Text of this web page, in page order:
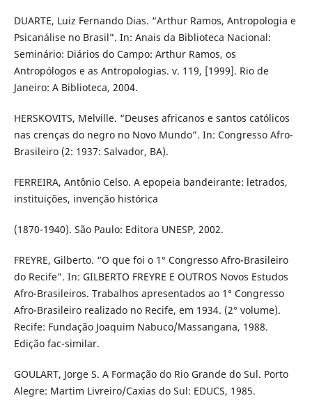
DUARTE, Luiz Fernando Dias. “Arthur Ramos, Antropologia e
Psicanálise no Brasil”. In: Anais da Biblioteca Nacional:
Seminário: Diários do Campo: Arthur Ramos, os
Antropólogos e as Antropologias. v. 119, [1999]. Rio de
Janeiro: A Biblioteca, 2004.
HERSKOVITS, Melville. “Deuses africanos e santos católicos
nas crenças do negro no Novo Mundo”. In: Congresso Afro-
Brasileiro (2: 1937: Salvador, BA).
FERREIRA, Antônio Celso. A epopeia bandeirante: letrados,
instituições, invenção histórica
(1870-1940). São Paulo: Editora UNESP, 2002.
FREYRE, Gilberto. “O que foi o 1° Congresso Afro-Brasileiro
do Recife”. In: GILBERTO FREYRE E OUTROS Novos Estudos
Afro-Brasileiros. Trabalhos apresentados ao 1° Congresso
Afro-Brasileiro realizado no Recife, em 1934. (2° volume).
Recife: Fundação Joaquim Nabuco/Massangana, 1988.
Edição fac-similar.
GOULART, Jorge S. A Formação do Rio Grande do Sul. Porto
Alegre: Martim Livreiro/Caxias do Sul: EDUCS, 1985.